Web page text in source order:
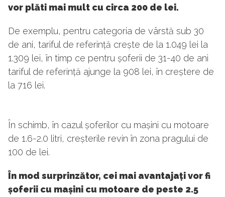
vor plăti mai mult cu circa 200 de lei.
De exemplu, pentru categoria de vârstă sub 30
de ani, tariful de referință crește de la 1.049 lei la
1.309 lei, în timp ce pentru șoferii de 31-40 de ani
tariful de referință ajunge la 908 lei, în creștere de
la 716 lei.
În schimb, în cazul șoferilor cu mașini cu motoare
de 1.6-2.0 litri, creșterile revin în zona pragului de
100 de lei.
În mod surprinzător, cei mai avantajați vor fi
șoferii cu mașini cu motoare de peste 2.5